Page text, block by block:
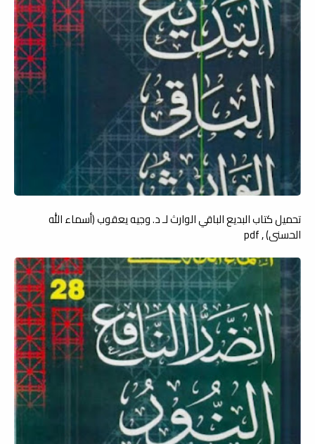
تحميل كتاب البديع الباقي الوارث لـ د. وجيه يعقوب (أسماء الله
الحسنى) , pdf